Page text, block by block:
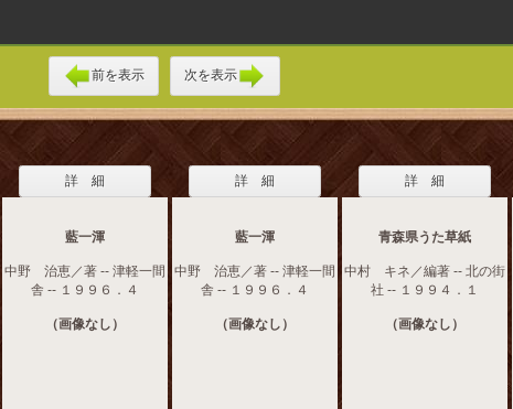
前を表示 次を表示
詳 細
藍一渾
中野 治恵／著 -- 津軽一間
舎 -- １９９６．４
（画像なし）
詳 細
藍一渾
中野 治恵／著 -- 津軽一間
舎 -- １９９６．４
（画像なし）
詳 細
青森県うた草紙
中村 キネ／編著 -- 北の街
社 -- １９９４．１
（画像なし）